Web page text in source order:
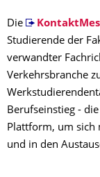
Die
Studierende der
verwandter
Verkehrsbranche
Berufseinstieg -
Plattform, um sich
und in den